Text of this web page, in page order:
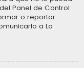
Panel de Control
o reportar
a La